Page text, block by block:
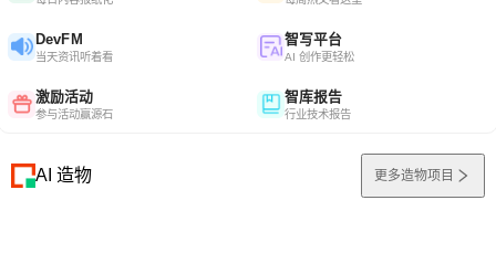
DevFM
当天资讯听着看
智写平台
AI 创作更轻松
激励活动
参与活动赢源石
智库报告
行业技术报告
AI 造物 更多造物项目